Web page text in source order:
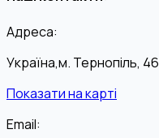
Адреса:
Україна,м. Тернопіль,
Показати на карті
Email: